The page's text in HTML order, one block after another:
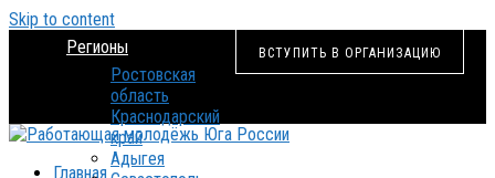
Skip to content
ВСТУПИТЬ В ОРГАНИЗАЦИЮ
Регионы
Ростовская
область
Краснодарский
край
Адыгея
Главная